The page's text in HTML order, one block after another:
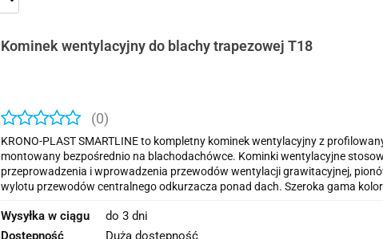
Kominek wentylacyjny do blachy trapezowej T18
(0)
KRONO-PLAST SMARTLINE to kompletny kominek wentylacyjny z
montowany bezpośrednio na blachodachówce. Kominki wentylacyjne
przeprowadzenia i wprowadzenia przewodów wentylacji grawitacyjnej,
wylotu przewodów centralnego odkurzacza ponad dach. Szeroka gama
Wysyłka w ciągu
do 3 dni
Dostępność
Duża dostępność